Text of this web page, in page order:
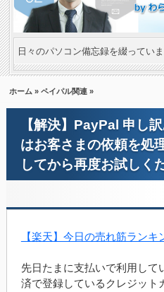
日々のパソコン備忘録を綴っていま
ホーム »ペイパル関連 »
【解決】PayPal 申し
はお客さまの依頼を処
してから再度お試しく
【楽天】今日の売れ筋ランキ
先日たまに支払いで利用して
済で登録しているクレジット